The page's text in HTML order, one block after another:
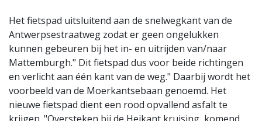
Het fietspad uitsluitend aan de snelwegkant van de
Antwerpsestraatweg zodat er geen ongelukken
kunnen gebeuren bij het in- en uitrijden van/naar
Mattemburgh." Dit fietspad dus voor beide richtingen
en verlicht aan één kant van de weg." Daarbij wordt het
voorbeeld van de Moerkantsebaan genoemd. Het
nieuwe fietspad dient een rood opvallend asfalt te